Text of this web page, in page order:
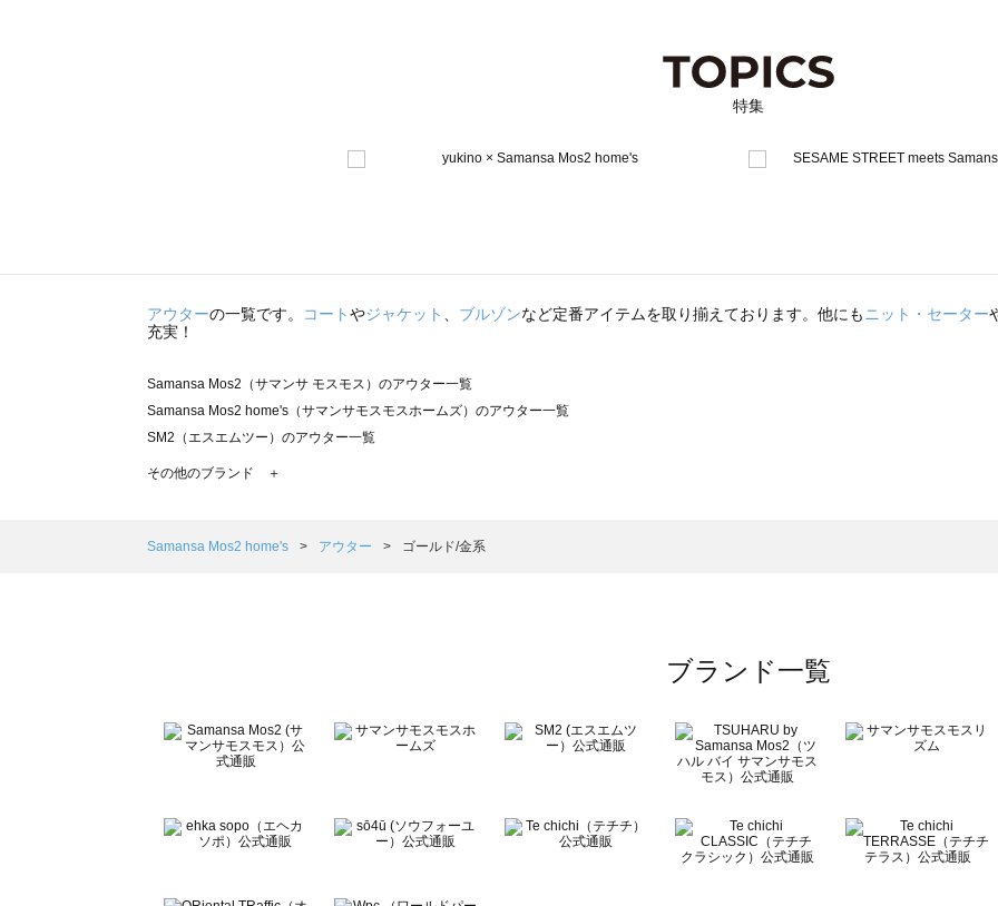
特集
アウターの一覧です。 コートやジャケット 、 ブルゾンなど定番アイテムを取り揃えております。他にもニット・セーター
充実！
Samansa Mos2（サマンサ モスモス）のアウター一覧
Samansa Mos2 home's（サマンサモスモスホームズ）のアウター一覧
SM2（エスエムツー）のアウター一覧
TSUHARU by Samansa Mos2（ツハルバイサマンサモスモス）のアウター一覧
Samansa Mos2 Lagom（サマンサモスモス ラーゴム）のアウター一覧
BETTY'S BLUE（べティーズブルー）のアウター一覧
Wpc.（ワールドパーティー）のアウター一覧
その他のブランド ＋
Samansa Mos2 home's アウター ゴールド/金系
ブランド一覧